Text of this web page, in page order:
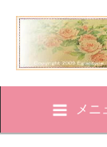
メニ